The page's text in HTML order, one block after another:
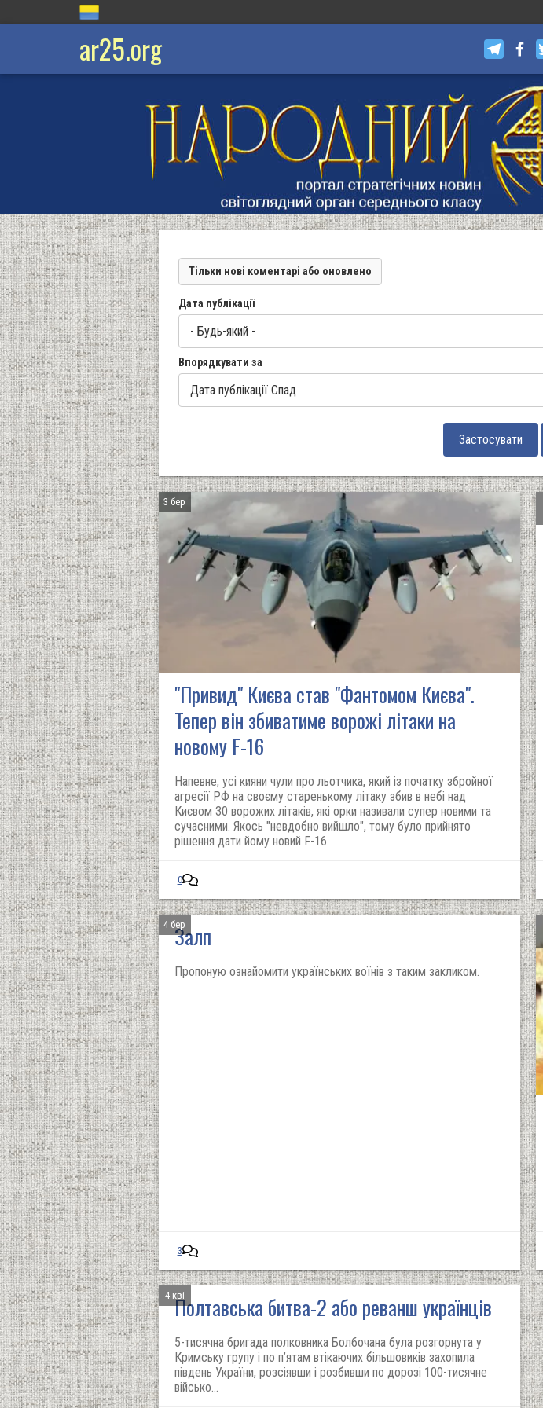
ar25.org
Тільки нові коментарі або оновлено
Дата публікації
Впорядкувати за
3 бер
"Привид" Києва став "Фантомом Києва".
Тепер він збиватиме ворожі літаки на
новому F-16
Напевне, усі кияни чули про льотчика, який із початку збройної
агресії РФ на своєму старенькому літаку збив в небі над
Києвом 30 ворожих літаків, які орки називали супер новими та
сучасними. Якось "невдобно вийшло", тому було прийнято
рішення дати йому новий F-16.
0
4 берЗалп
Пропоную ознайомити українських воїнів з таким закликом.
3
4 квіПолтавська битва-2 або реванш українців
5-тисячна бригада полковника Болбочана була розгорнута у
Кримську групу і по п’ятам втікаючих більшовиків захопила
південь України, розсіявши і розбивши по дорозі 100-тисячне
військо...